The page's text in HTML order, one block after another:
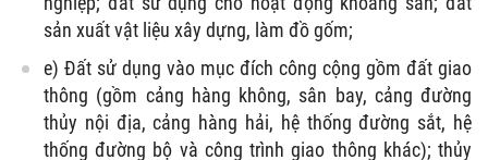
sản xuất vật liệu xây dựng, làm đồ gốm;
e) Đất sử dụng vào mục đích công cộng gồm đất giao
thông (gồm cảng hàng không, sân bay, cảng đường
thủy nội địa, cảng hàng hải, hệ thống đường sắt, hệ
thống đường bộ và công trình giao thông khác); thủy